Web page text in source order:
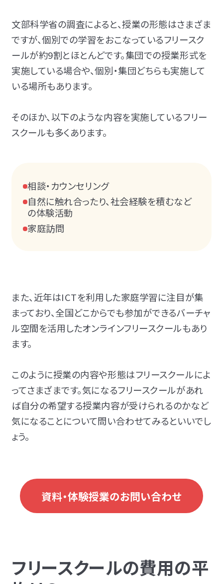
文部科学省の調査によると、授業の形態はさまざま
ですが、個別での学習をおこなっているフリースク
ールが約9割とほとんどです。集団での授業形式を
実施している場合や、個別・集団どちらも実施して
いる場所もあります。
そのほか、以下のような内容を実施しているフリー
スクールも多くあります。
相談・カウンセリング
自然に触れ合ったり、社会経験を積むなど
の体験活動
家庭訪問
また、近年はICTを利用した家庭学習に注目が集
まっており、全国どこからでも参加ができるバーチャ
ル空間を活用したオンラインフリースクールもあり
ます。
このように授業の内容や形態はフリースクールによ
ってさまざまです。気になるフリースクールがあれ
ば自分の希望する授業内容が受けられるのかなど
気になることについて問い合わせてみるといいでし
ょう。
資料・体験授業のお問い合わせ
フリースクールの費用の平